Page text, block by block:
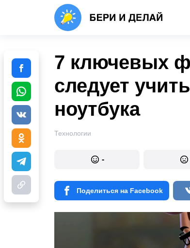
7 ключевых
следует
ноутбука
Технологии
-
Поделиться на Facebook